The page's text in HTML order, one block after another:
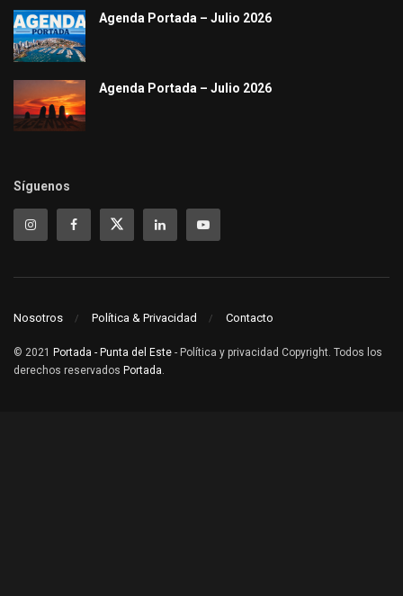
Agenda Portada – Julio 2026
Agenda Portada – Julio 2026
Síguenos
Nosotros Política & Privacidad Contacto
© 2021 Portada - Punta del Este - Política y privacidad Copyright. Todos los
derechos reservados Portada.